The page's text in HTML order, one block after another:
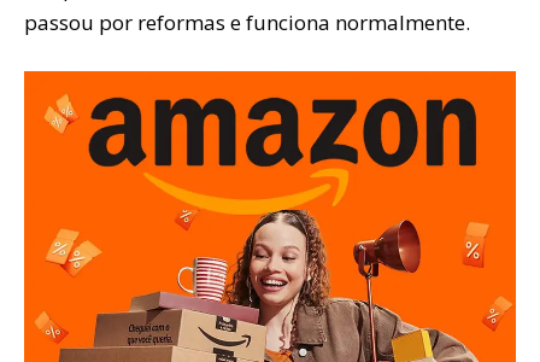
passou por reformas e funciona normalmente.